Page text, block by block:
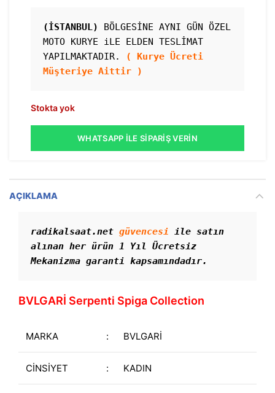
(İSTANBUL)
BÖLGESİNE AYNI GÜN ÖZEL
MOTO KURYE iLE ELDEN TESLİMAT
YAPILMAKTADIR.
( Kurye Ücreti
Müşteriye Aittir )
Stokta yok
WHATSAPP İLE SIPARIŞ VERIN
AÇIKLAMA
radikalsaat.net güvencesi ile satın
alınan her ürün 1 Yıl Ücretsiz
Mekanizma garanti kapsamındadır.
BVLGARİ Serpenti Spiga Collection
MARKA : BVLGARİ
CİNSİYET : KADIN